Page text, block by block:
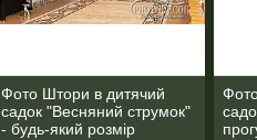
Фото Штори в дитячий
садок "Весняний струмок"
- будь-який розмір